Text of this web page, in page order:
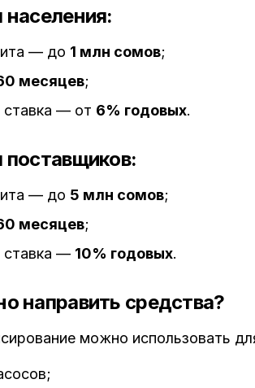
населения:
— до 1 млн сомов;
месяцев;
ставка — от 6% годовых.
поставщиков:
— до 5 млн сомов;
месяцев;
ставка — 10% годовых.
направить средства?
можно использовать